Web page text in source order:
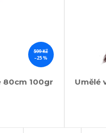
599 Kč
–25 %
80cm 100gr
Umělé